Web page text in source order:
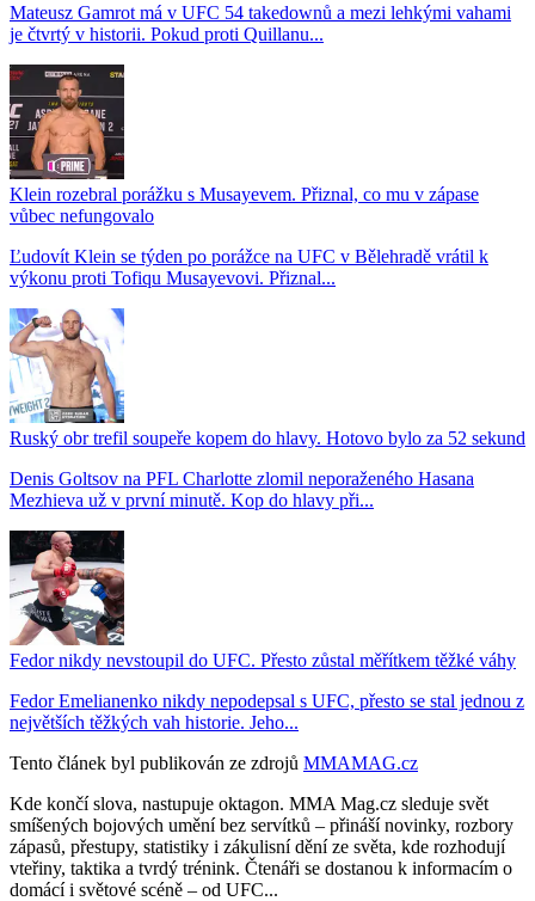
Mateusz Gamrot má v UFC 54 takedownů a mezi lehkými vahami
je čtvrtý v historii. Pokud proti Quillanu...
Klein rozebral porážku s Musayevem. Přiznal, co mu v zápase
vůbec nefungovalo
Ľudovít Klein se týden po porážce na UFC v Bělehradě vrátil k
výkonu proti Tofiqu Musayevovi. Přiznal...
Ruský obr trefil soupeře kopem do hlavy. Hotovo bylo za 52 sekund
Denis Goltsov na PFL Charlotte zlomil neporaženého Hasana
Mezhieva už v první minutě. Kop do hlavy při...
Fedor nikdy nevstoupil do UFC. Přesto zůstal měřítkem těžké váhy
Fedor Emelianenko nikdy nepodepsal s UFC, přesto se stal jednou z
největších těžkých vah historie. Jeho...
Tento článek byl publikován ze zdrojů MMAMAG.cz
Kde končí slova, nastupuje oktagon. MMA Mag.cz sleduje svět
smíšených bojových umění bez servítků – přináší novinky, rozbory
zápasů, přestupy, statistiky i zákulisní dění ze světa, kde rozhodují
vteřiny, taktika a tvrdý trénink. Čtenáři se dostanou k informacím o
domácí i světové scéně – od UFC...